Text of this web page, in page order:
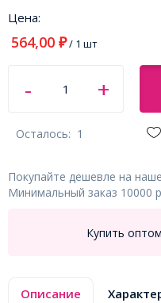
Цена:
564,00 ₽/ 1 шт
Осталось: 1
Покупайте дешевле на
Минимальный заказ 10000
Купить
Описание